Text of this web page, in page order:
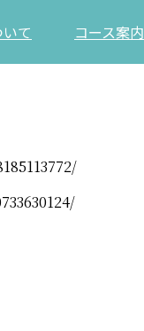
て コース案内